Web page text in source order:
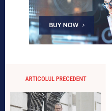
ARTICOLUL PRECEDENT